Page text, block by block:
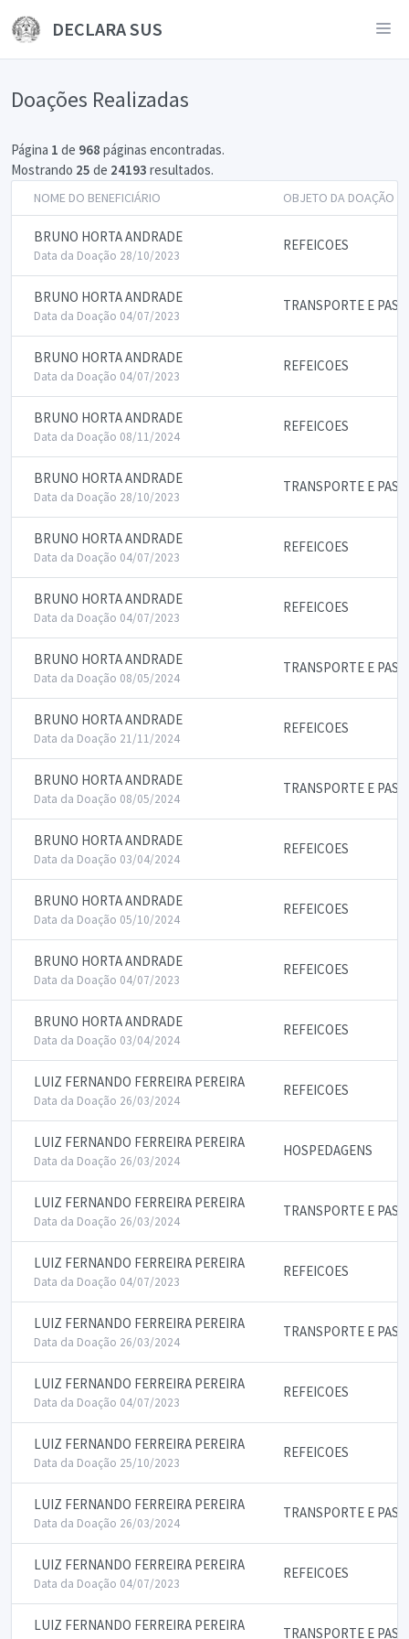
DECLARA SUS
Doações Realizadas
Página 1 de 968 páginas encontradas.
Mostrando 25 de 24193 resultados.
NOME DO BENEFICIÁRIO OBJETO DA DOAÇÃO
BRUNO HORTA ANDRADE
Data da Doação 28/10/2023
REFEICOES
BRUNO HORTA ANDRADE
Data da Doação 04/07/2023
TRANSPORTE E
BRUNO HORTA ANDRADE
Data da Doação 04/07/2023
REFEICOES
BRUNO HORTA ANDRADE
Data da Doação 08/11/2024
REFEICOES
BRUNO HORTA ANDRADE
Data da Doação 28/10/2023
TRANSPORTE E
BRUNO HORTA ANDRADE
Data da Doação 04/07/2023
REFEICOES
BRUNO HORTA ANDRADE
Data da Doação 04/07/2023
REFEICOES
BRUNO HORTA ANDRADE
Data da Doação 08/05/2024
TRANSPORTE E
BRUNO HORTA ANDRADE
Data da Doação 21/11/2024
REFEICOES
BRUNO HORTA ANDRADE
Data da Doação 08/05/2024
TRANSPORTE E
BRUNO HORTA ANDRADE
Data da Doação 03/04/2024
REFEICOES
BRUNO HORTA ANDRADE
Data da Doação 05/10/2024
REFEICOES
BRUNO HORTA ANDRADE
Data da Doação 04/07/2023
REFEICOES
BRUNO HORTA ANDRADE
Data da Doação 03/04/2024
REFEICOES
LUIZ FERNANDO FERREIRA PEREIRA
Data da Doação 26/03/2024
REFEICOES
LUIZ FERNANDO FERREIRA PEREIRA
Data da Doação 26/03/2024
HOSPEDAGENS
LUIZ FERNANDO FERREIRA PEREIRA
Data da Doação 26/03/2024
TRANSPORTE E
LUIZ FERNANDO FERREIRA PEREIRA
Data da Doação 04/07/2023
REFEICOES
LUIZ FERNANDO FERREIRA PEREIRA
Data da Doação 26/03/2024
TRANSPORTE E
LUIZ FERNANDO FERREIRA PEREIRA
Data da Doação 04/07/2023
REFEICOES
LUIZ FERNANDO FERREIRA PEREIRA
Data da Doação 25/10/2023
REFEICOES
LUIZ FERNANDO FERREIRA PEREIRA
Data da Doação 26/03/2024
TRANSPORTE E
LUIZ FERNANDO FERREIRA PEREIRA
Data da Doação 04/07/2023
REFEICOES
LUIZ FERNANDO FERREIRA PEREIRA TRANSPORTE E